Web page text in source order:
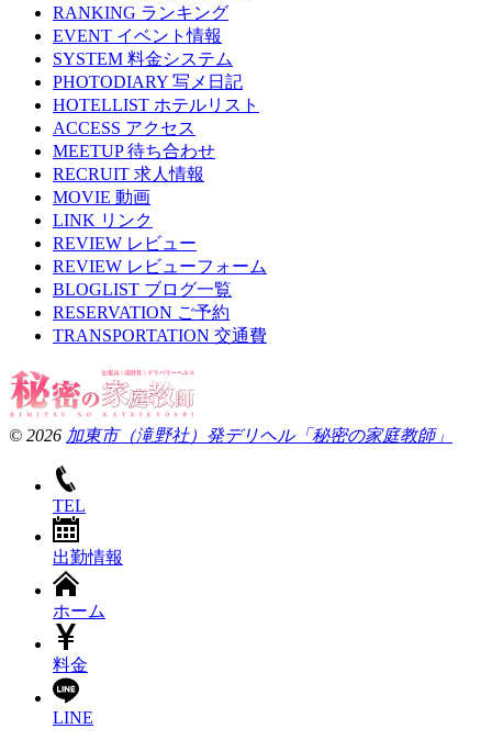
RANKING ランキング
EVENT イベント情報
SYSTEM 料金システム
PHOTODIARY 写メ日記
HOTELLIST ホテルリスト
ACCESS アクセス
MEETUP 待ち合わせ
RECRUIT 求人情報
MOVIE 動画
LINK リンク
REVIEW レビュー
REVIEW レビューフォーム
BLOGLIST ブログ一覧
RESERVATION ご予約
TRANSPORTATION 交通費
© 2026 加東市（滝野社）発デリヘル「秘密の家庭教師」
TEL
出勤情報
ホーム
料金
LINE